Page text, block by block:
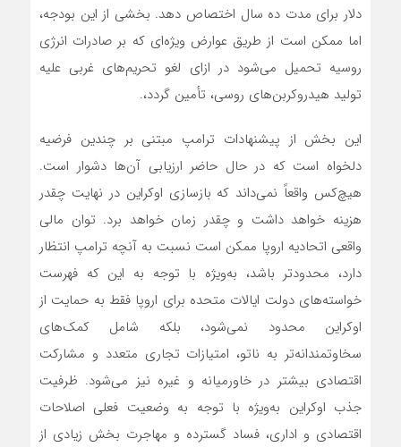
دلار برای مدت ده سال اختصاص دهد. بخشی از این بودجه،
اما ممکن است از طریق عوارض ویژه‌ای که بر صادرات انرژی
روسیه تحمیل می‌شود در ازای لغو تحریم‌های غربی علیه
تولید هیدروکربن‌های روسی، تأمین گردد،.
این بخش از پیشنهادات ترامپ مبتنی بر چندین فرضیه
دلخواه است که در حال حاضر ارزیابی آن‌ها دشوار است.
هیچ‌کس واقعاً نمی‌داند که بازسازی اوکراین در نهایت چقدر
هزینه خواهد داشت و چقدر زمان خواهد برد. توان مالی
واقعی اتحادیه اروپا ممکن است نسبت به آنچه ترامپ انتظار
دارد، محدودتر باشد، به‌ویژه با توجه به این که فهرست
خواسته‌های دولت ایالات متحده برای اروپا فقط به حمایت از
اوکراین محدود نمی‌شود، بلکه شامل کمک‌های
سخاوتمندانه‌تر به ناتو، امتیازات تجاری متعدد و مشارکت
اقتصادی بیشتر در خاورمیانه و غیره نیز می‌شود. ظرفیت
جذب اوکراین به‌ویژه با توجه به وضعیت فعلی اصلاحات
اقتصادی و اداری، فساد گسترده و مهاجرت بخش زیادی از